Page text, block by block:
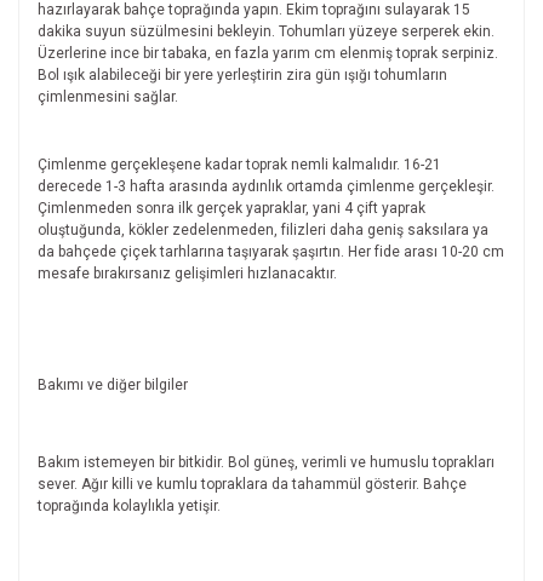
hazırlayarak bahçe toprağında yapın. Ekim toprağını sulayarak 15
dakika suyun süzülmesini bekleyin. Tohumları yüzeye serperek ekin.
Üzerlerine ince bir tabaka, en fazla yarım cm elenmiş toprak serpiniz.
Bol ışık alabileceği bir yere yerleştirin zira gün ışığı tohumların
çimlenmesini sağlar.
Çimlenme gerçekleşene kadar toprak nemli kalmalıdır. 16-21
derecede 1-3 hafta arasında aydınlık ortamda çimlenme gerçekleşir.
Çimlenmeden sonra ilk gerçek yapraklar, yani 4 çift yaprak
oluştuğunda, kökler zedelenmeden, filizleri daha geniş saksılara ya
da bahçede çiçek tarhlarına taşıyarak şaşırtın. Her fide arası 10-20 cm
mesafe bırakırsanız gelişimleri hızlanacaktır.
Bakımı ve diğer bilgiler
Bakım istemeyen bir bitkidir. Bol güneş, verimli ve humuslu toprakları
sever. Ağır killi ve kumlu topraklara da tahammül gösterir. Bahçe
toprağında kolaylıkla yetişir.